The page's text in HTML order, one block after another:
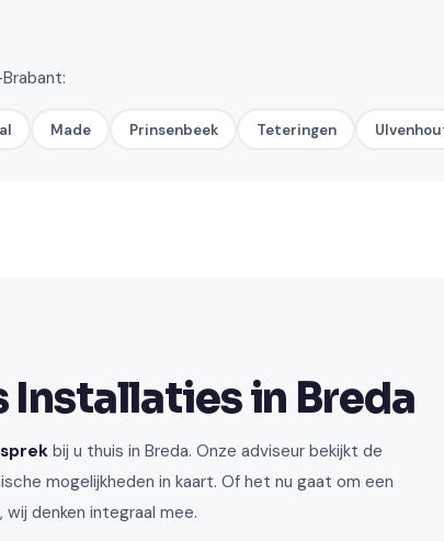
Made Prinsenbeek Teteringen
Installaties in Breda
bij u thuis in Breda. Onze adviseur bekijkt de
mogelijkheden in kaart. Of het nu gaat om een
denken integraal mee.